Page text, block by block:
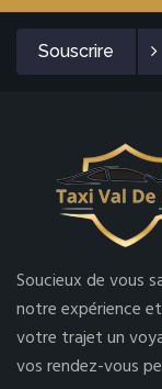
Souscrire
Soucieux de vous
notre expérience
votre trajet un
vos rendez-vous